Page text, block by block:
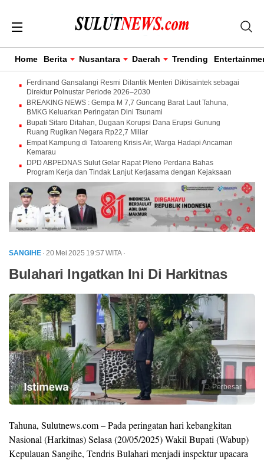
Home Berita Nusantara Daerah Trending
Ferdinand Gansalangi Resmi Dilantik Menteri Diktisaintek sebagai
Direktur Polnustar Periode 2026–2030
BREAKING NEWS : Gempa M 7,7 Guncang Barat Laut Tahuna,
BMKG Keluarkan Peringatan Dini Tsunami
Bupati Sitaro Ditahan, Dugaan Korupsi Dana Erupsi Gunung
Ruang Rugikan Negara Rp22,7 Miliar
Empat Kampung di Tatoareng Krisis Air, Warga Hadapi Ancaman
Kemarau
DPD ABPEDNAS Sulut Gelar Rapat Pleno Perdana Bahas
Program Kerja dan Tindak Lanjut Kerjasama dengan Kejaksaan
SANGIHE · 20 Mei 2025 19:57 WITA ·
Bulahari Ingatkan Ini Di Harkitnas
Perbesar
Tahuna, Sulutnews.com – Pada peringatan hari kebangkitan
Nasional (Harkitnas) Selasa (20/05/2025) Wakil Bupati (Wabup)
Kepulauan Sangihe, Tendris Bulahari menjadi inspektur upacara